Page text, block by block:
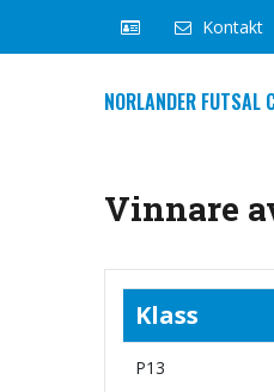
Kontakt
NORLANDER FUTSAL
Vinnare
Klass
P13